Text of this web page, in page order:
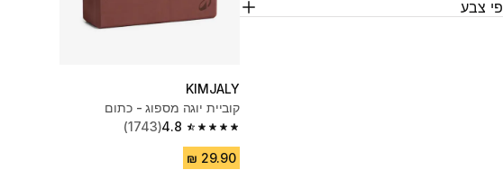
צבע
KIMJALY
קוביית יוגה מספוג - כתום
4.8
4.8 out of 5 stars from 1743 reviews
(1743)